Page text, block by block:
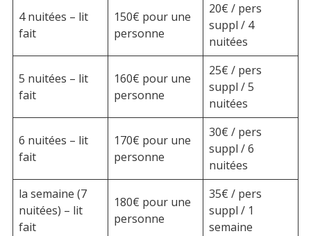
4 nuitées – lit
fait
150€ pour une
personne
20€ / pers
suppl / 4
nuitées
5 nuitées – lit
fait
160€ pour une
personne
25€ / pers
suppl / 5
nuitées
6 nuitées – lit
fait
170€ pour une
personne
30€ / pers
suppl / 6
nuitées
la semaine (7
nuitées) – lit
fait
180€ pour une
personne
35€ / pers
suppl / 1
semaine